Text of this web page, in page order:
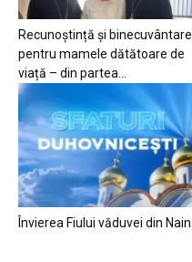
Recunoștință și binecuvântare
pentru mamele dătătoare de
viață – din partea...
Învierea Fiului văduvei din Nain